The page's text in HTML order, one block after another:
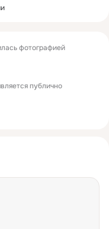
фотографией
публично